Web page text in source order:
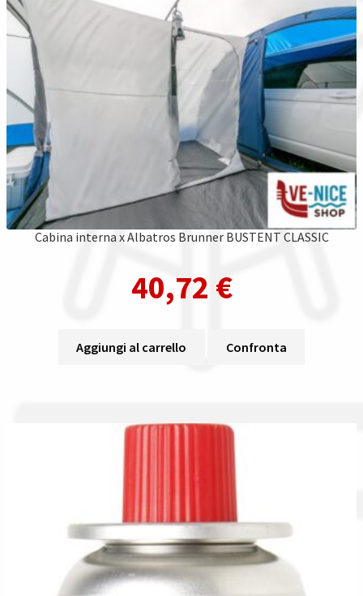
Cabina interna x Albatros Brunner BUSTENT CLASSIC
40,72 €
Aggiungi al carrello Confronta